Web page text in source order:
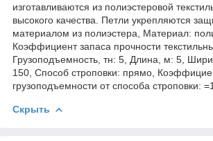
изготавливаются из полиэстеровой
высокого качества. Петли укрепляются
материалом из полиэстера, Материал:
Коэффициент запаса прочности
Грузоподъемность, тн: 5, Длина, м: 5,
150, Способ строповки: прямо,
грузоподъемности от способа строповки:
Скрыть